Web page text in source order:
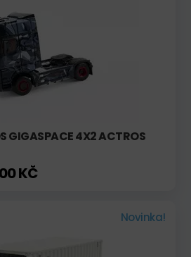
GIGASPACE 4X2 ACTROS
KČ
Novinka!